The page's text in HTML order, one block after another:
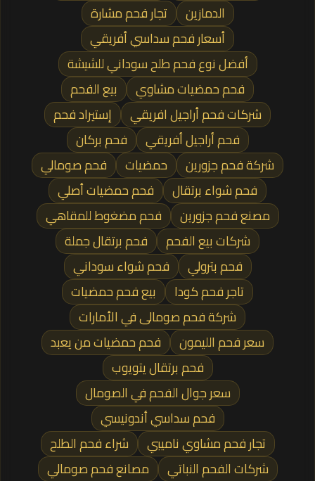
الدمازين
تجار فحم مشارة
أسعار فحم سداسي أفريقي
أفضل نوع فحم طلح سوداني للشيشة
فحم حمضيات مشاوي
بيع الفحم
شركات فحم أراجيل افريقي
إستيراد فحم
فحم أراجيل أفريقي
فحم بركان
شركة فحم جزورين
حمضيات
فحم صومالي
فحم شواء برتقال
فحم حمضيات أصلي
مصنع فحم جزورين
فحم مضغوط للمقاهي
شركات بيع الفحم
فحم برتقال جملة
فحم بترولي
فحم شواء سوداني
تاجر فحم كودا
بيع فحم حمضيات
شركة فحم صومالى في الأمارات
سعر فحم الليمون
فحم حمضيات من يعبد
فحم برتقال يتويوب
سعر جوال الفحم في الصومال
فحم سداسي أندونيسي
تجار فحم مشاوي ناميبي
شراء فحم الطلح
شركات الفحم النباتي
مصانع فحم صومالي